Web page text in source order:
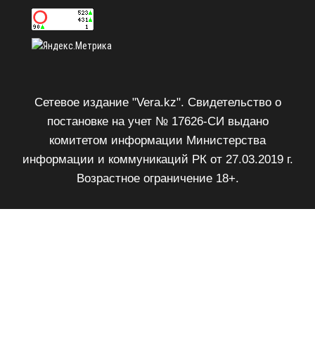
Сетевое издание "Vera.kz". Свидетельство о
постановке на учет № 17626-СИ выдано
комитетом информации Министерства
информации и коммуникаций РК от 27.03.2019 г.
Возрастное ограничение 18+.